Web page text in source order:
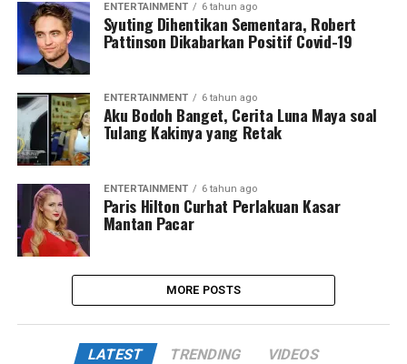
ENTERTAINMENT 6 tahun ago
Syuting Dihentikan Sementara, Robert
Pattinson Dikabarkan Positif Covid-19
ENTERTAINMENT 6 tahun ago
Aku Bodoh Banget, Cerita Luna Maya soal
Tulang Kakinya yang Retak
ENTERTAINMENT 6 tahun ago
Paris Hilton Curhat Perlakuan Kasar
Mantan Pacar
MORE POSTS
LATEST TRENDING VIDEOS